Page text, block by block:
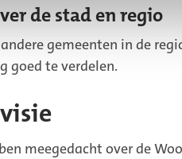
de stad en regio
gemeenten in de
goed te verdelen.
meegedacht over de